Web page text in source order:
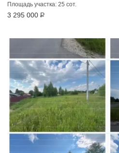
Площадь участка: 25 сот.
3 295 000 Р